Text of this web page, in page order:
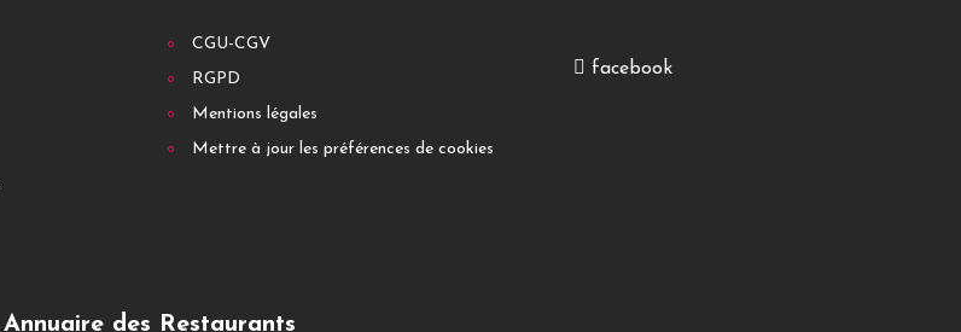
CGU-CGV
RGPD
Mentions légales
Mettre à jour les préférences de cookies
facebook
Annuaire des Restaurants